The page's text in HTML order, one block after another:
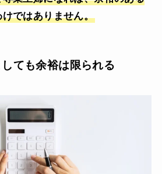
ではありません。
ても余裕は限られる